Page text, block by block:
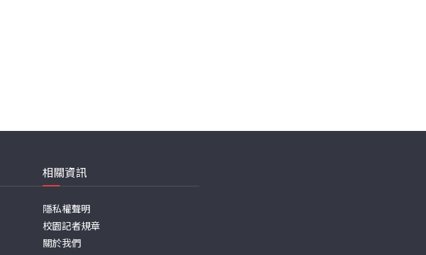
相關資訊
隱私權聲明
校園記者規章
關於我們